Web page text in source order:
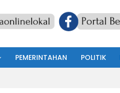
PEMERINTAHAN POLITIK